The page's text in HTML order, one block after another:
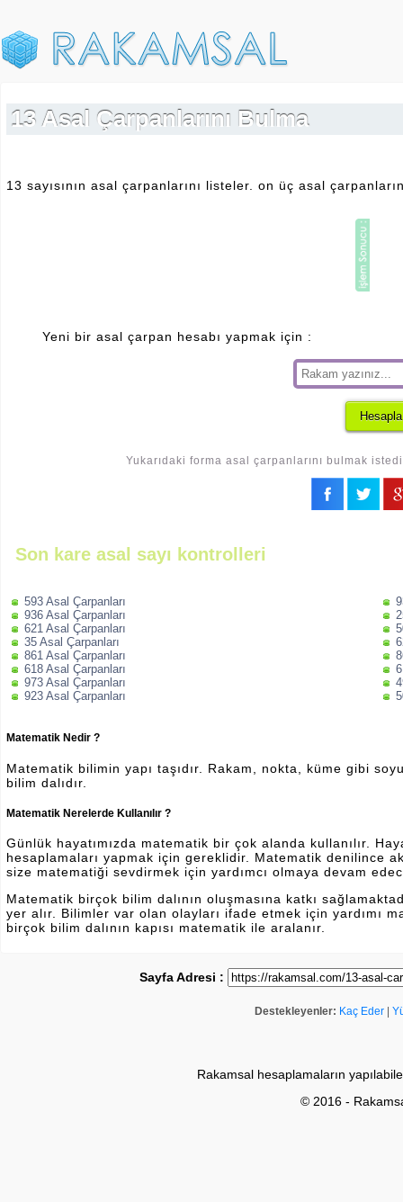
13 Asal Çarpanlarını Bulma
13 sayısının asal çarpanlarını listeler. on üç asal
Yeni bir asal çarpan hesabı yapmak için :
Yukarıdaki forma asal çarpanlarını bulmak
Son kare asal sayı kontrolleri
593 Asal Çarpanları
936 Asal Çarpanları
621 Asal Çarpanları
35 Asal Çarpanları
861 Asal Çarpanları
618 Asal Çarpanları
973 Asal Çarpanları
923 Asal Çarpanları
Matematik Nedir ?
Matematik bilimin yapı taşıdır. Rakam, nokta, küme gibi
bilim dalıdır.
Matematik Nerelerde Kullanılır ?
Günlük hayatımızda matematik bir çok alanda kullanılır.
hesaplamaları yapmak için gereklidir. Matematik denilince
size matematiği sevdirmek için yardımcı olmaya devam
Matematik birçok bilim dalının oluşmasına katkı
yer alır. Bilimler var olan olayları ifade etmek için yardımı
birçok bilim dalının kapısı matematik ile aralanır.
Sayfa Adresi :
Destekleyenler: Kaç Eder
Rakamsal hesaplamaların
© 2016 -